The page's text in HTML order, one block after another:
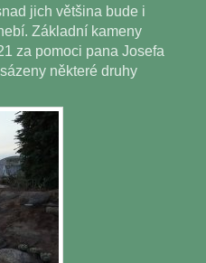
jich většina bude i
Základní kameny
za pomoci pana Josefa
některé druhy